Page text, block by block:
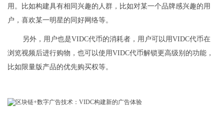
用。比如构建具有相同兴趣的人群，比如对某一个品牌感兴趣的用
户，喜欢某一明星的同好网络等。
另外，用户也是VIDC代币的消耗者，用户可以用VIDC代币在
浏览视频后进行购物，也可以使用VIDC代币解锁更高级别的功能，
比如限量版产品的优先购买权等。